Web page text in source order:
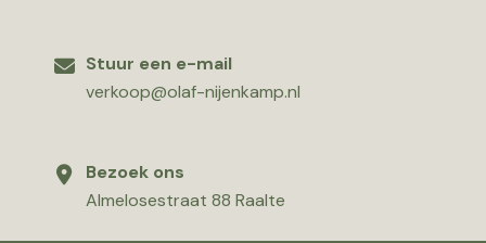
Stuur een e-mail
verkoop@olaf-nijenkamp.nl
Bezoek ons
Almelosestraat 88 Raalte